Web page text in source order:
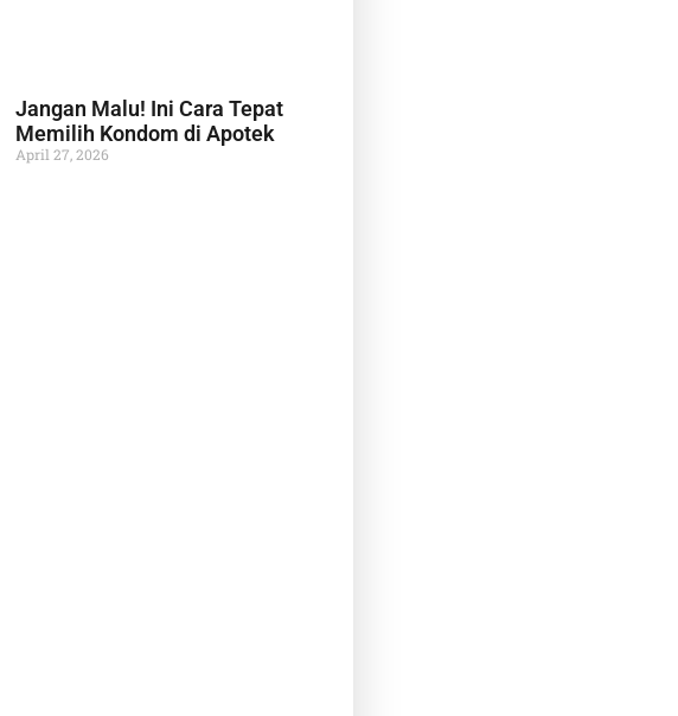
Jangan Malu! Ini Cara Tepat
Memilih Kondom di Apotek
April 27, 2026